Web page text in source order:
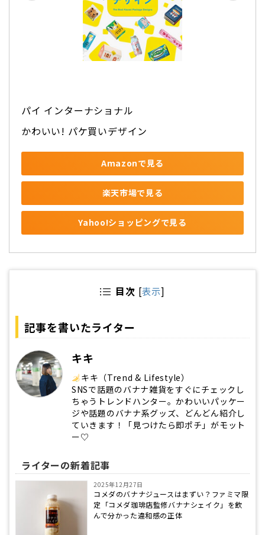
パイ インターナショナル
かわいい! パケ買いデザイン
Amazonで見る
楽天市場で見る
Yahoo!ショッピングで見る
目次 [表示]
記事を書いたライター
キキ
キキ（Trend & Lifestyle）
SNSで話題のバナナ雑貨をすぐにチェックし
ちゃうトレンドハンター。かわいいパッケー
ジや話題のバナナ系グッズ、どんどん紹介し
ていきます！「見つけたら即ポチ」がモット
ー♡
ライターの新着記事
2025年12月27日
コメダのバナナジュースはまずい？ファミマ限
定「コメダ珈琲店監修バナナシェイク」を飲
んで分かった違和感の正体